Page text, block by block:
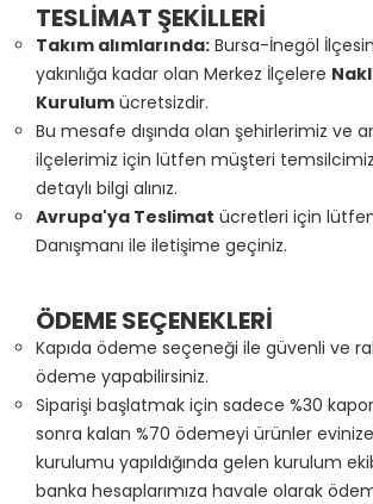
TESLİMAT ŞEKİLLERİ
Takım alımlarında: Bursa-İnegöl
yakınlığa kadar olan Merkez İlçelere
Kurulum ücretsizdir.
Bu mesafe dışında olan şehirlerimiz ve
ilçelerimiz için lütfen müşteri
detaylı bilgi alınız.
Avrupa'ya Teslimat ücretleri için
Danışmanı ile iletişime geçiniz.
ÖDEME SEÇENEKLERİ
Kapıda ödeme seçeneği ile güvenli ve
ödeme yapabilirsiniz.
Siparişi başlatmak için sadece %30
sonra kalan %70 ödemeyi ürünler
kurulumu yapıldığında gelen kurulum
banka hesaplarımıza havale olarak